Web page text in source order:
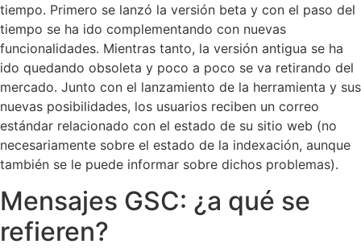
tiempo. Primero se lanzó la versión beta y con el paso del
tiempo se ha ido complementando con nuevas
funcionalidades. Mientras tanto, la versión antigua se ha
ido quedando obsoleta y poco a poco se va retirando del
mercado. Junto con el lanzamiento de la herramienta y sus
nuevas posibilidades, los usuarios reciben un correo
estándar relacionado con el estado de su sitio web (no
necesariamente sobre el estado de la indexación, aunque
también se le puede informar sobre dichos problemas).
Mensajes GSC: ¿a qué se
refieren?